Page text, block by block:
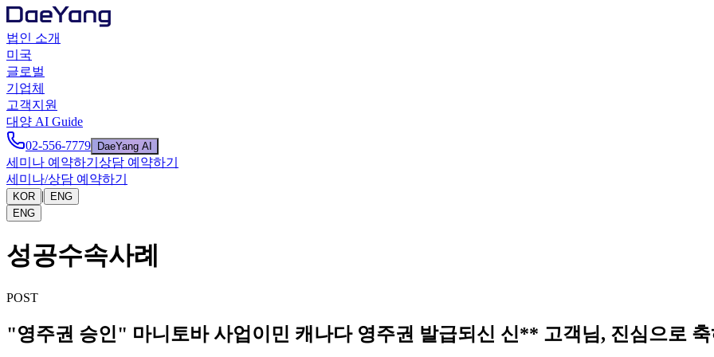
법인 소개
미국
글로벌
기업체
고객지원
대양 AI Guide
02-556-7779
DaeYang AI
세미나 예약하기 상담 예약하기
세미나/상담 예약하기
KOR |
ENG
ENG
성공수속사례
POST
"영주권 승인" 마니토바 사업이민 캐나다 영주권 발급되신 신** 고객님, 진심으로